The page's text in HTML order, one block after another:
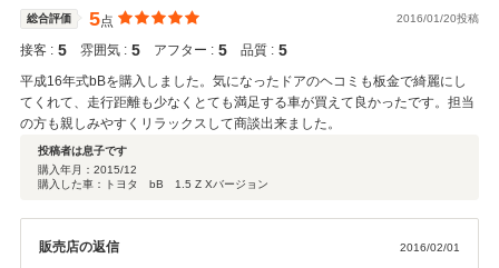
総合評価 5点 2016/01/20投稿
接客 : 5 雰囲気 : 5 アフター : 5 品質 : 5
平成16年式bBを購入しました。気になったドアのヘコミも板金で綺麗にし
てくれて、走行距離も少なくとても満足する車が買えて良かったです。担当
の方も親しみやすくリラックスして商談出来ました。
投稿者は息子です
購入年月： 2015/12
購入した車：トヨタ bB 1.5 Z Xバージョン
販売店の返信 2016/02/01